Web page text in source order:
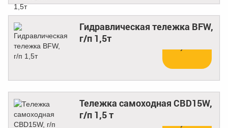
Гидравлическая тележка BFW,
г/п 1,5т
Тележка самоходная CBD15W,
г/п 1,5 т